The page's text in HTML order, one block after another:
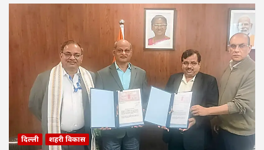
दिल्ली शहरी विकास